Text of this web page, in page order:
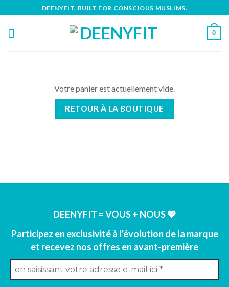
to
content
DEENYFIT. BUILT FOR CONSCIOUS MUSLIMS.
0
Votre panier est actuellement vide.
RETOUR À LA BOUTIQUE
DEENYFIT = VOUS + NOUS 💖
Participez en exclusivité à l'évolution de la marque
et recevez nos offres en avant-première